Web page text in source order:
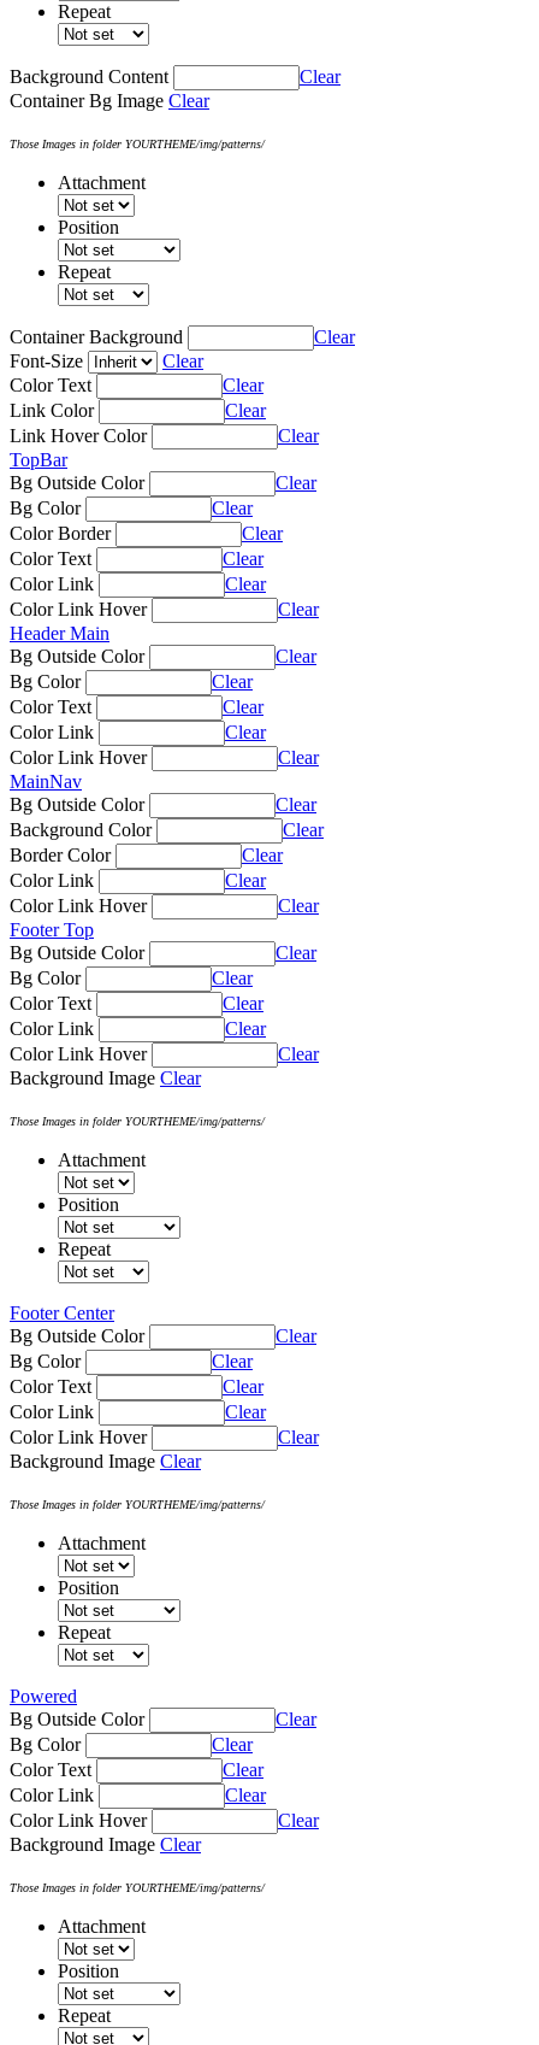
Repeat
Background Content
Clear
Container Bg Image Clear
Those Images in folder YOURTHEME/img/patterns/
Attachment
Position
Repeat
Container Background
Clear
Font-Size
Clear
Color Text
Clear
Link Color
Clear
Link Hover Color
Clear
TopBar
Bg Outside Color
Clear
Bg Color
Clear
Color Border
Clear
Color Text
Clear
Color Link
Clear
Color Link Hover
Clear
Header Main
Bg Outside Color
Clear
Bg Color
Clear
Color Text
Clear
Color Link
Clear
Color Link Hover
Clear
MainNav
Bg Outside Color
Clear
Background Color
Clear
Border Color
Clear
Color Link
Clear
Color Link Hover
Clear
Footer Top
Bg Outside Color
Clear
Bg Color
Clear
Color Text
Clear
Color Link
Clear
Color Link Hover
Clear
Background Image Clear
Those Images in folder YOURTHEME/img/patterns/
Attachment
Position
Repeat
Footer Center
Bg Outside Color
Clear
Bg Color
Clear
Color Text
Clear
Color Link
Clear
Color Link Hover
Clear
Background Image Clear
Those Images in folder YOURTHEME/img/patterns/
Attachment
Position
Repeat
Powered
Bg Outside Color
Clear
Bg Color
Clear
Color Text
Clear
Color Link
Clear
Color Link Hover
Clear
Background Image Clear
Those Images in folder YOURTHEME/img/patterns/
Attachment
Position
Repeat